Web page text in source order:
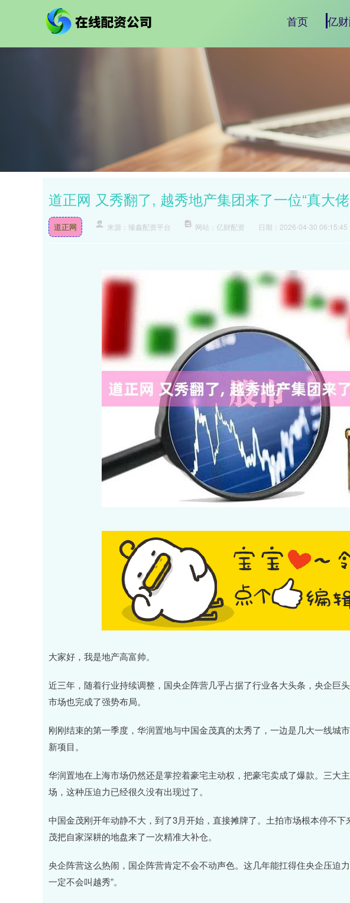
首页 亿
道正网 又秀翻了, 越秀地产集团来了一位“真大
道正网 来源：臻鑫配资平台 网站：亿财配资 日期：2026-04-30 06:15:45
大家好，我是地产高富帅。
近三年，随着行业持续调整，国央企阵营几乎占据了行业各大头条，央企巨
市场也完成了强势布局。
刚刚结束的第一季度，华润置地与中国金茂真的太秀了，一边是几大一线城
新项目。
华润置地在上海市场仍然还是掌控着豪宅主动权，把豪宅卖成了爆款。三大
场，这种压迫力已经很久没有出现过了。
中国金茂刚开年动静不大，到了3月开始，直接摊牌了。土拍市场根本停不
茂把自家深耕的地盘来了一次精准大补仓。
央企阵营这么热闹，国企阵营肯定不会不动声色。这几年能扛得住央企压迫
一定不会叫越秀”。
14311.01 200.89 1.42% 沪